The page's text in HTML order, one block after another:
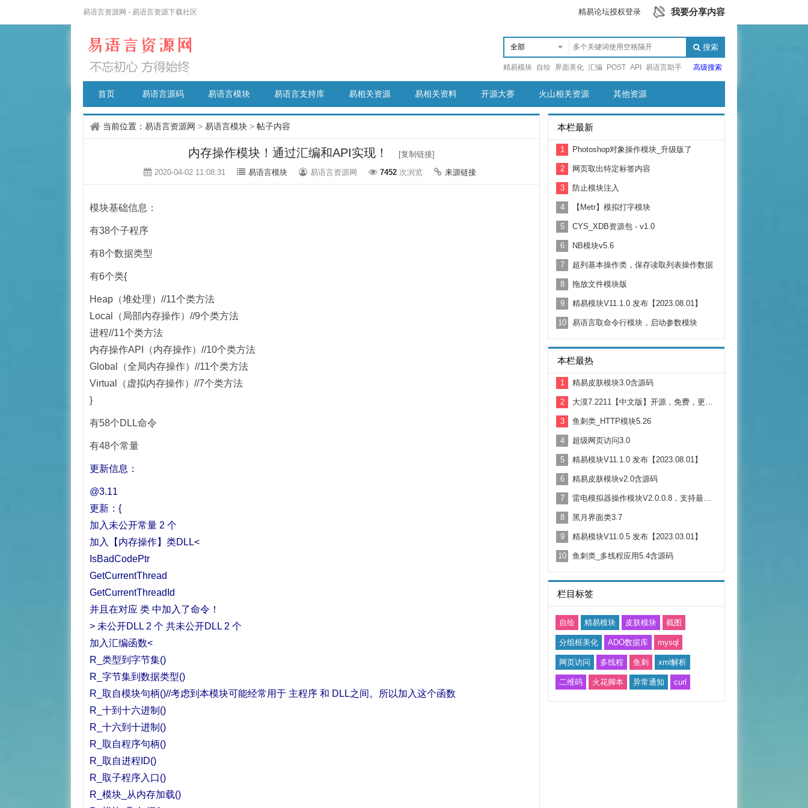
易语言资源网 - 易语言资源下载社区 精易论坛授权登录 我要分享内容
搜索
精易模块 自绘 界面美化 汇编 POST API 易语言助手 高级搜索
首页 易语言源码 易语言模块 易语言支持库 易相关资源 易相关资料 开源大赛 火山相关资源 其他资源
当前位置： 易语言资源网 > 易语言模块 > 帖子内容
内存操作模块！通过汇编和API实现！
[复制链接]
2020-04-02 11:08:31
易语言模块 易语言资源网 7452 次浏览 来源链接
模块基础信息：
有38个子程序
有8个数据类型
有6个类{
Heap（堆处理）//11个类方法
Local（局部内存操作）//9个类方法
进程//11个类方法
内存操作API（内存操作）//10个类方法
Global（全局内存操作）//11个类方法
Virtual（虚拟内存操作）//7个类方法
}
有58个DLL命令
有48个常量
更新信息：
@3.11
更新：{
加入未公开常量 2 个
加入【内存操作】类DLL<
IsBadCodePtr
GetCurrentThread
GetCurrentThreadId
并且在对应 类 中加入了命令！
> 未公开DLL 2 个 共未公开DLL 2 个
加入汇编函数<
R_类型到字节集()
R_字节集到数据类型()
R_取自模块句柄()//考虑到本模块可能经常用于 主程序 和 DLL之间。所以加入这个函数
R_十到十六进制()
R_十六到十进制()
R_取自程序句柄()
R_取自进程ID()
R_取子程序入口()
R_模块_从内存加载()
本栏最新
1 Photoshop对象操作模块_升级版了
2 网页取出特定标签内容
3 防止模块注入
4 【Metr】模拟打字模块
5 CYS_XDB资源包 - v1.0
6 NB模块v5.6
7 超列基本操作类，保存读取列表操作数据
8 拖放文件模块版
9 精易模块V11.1.0 发布【2023.08.01】
10 易语言取命令行模块，启动参数模块
本栏最热
1 精易皮肤模块3.0含源码
2 大漠7.2211【中文版】开源，免费，更新。支持Win11
3 鱼刺类_HTTP模块5.26
4 超级网页访问3.0
5 精易模块V11.1.0 发布【2023.08.01】
6 精易皮肤模块v2.0含源码
7 雷电模拟器操作模块V2.0.0.8，支持最新的雷电4.X版本
8 黑月界面类3.7
9 精易模块V11.0.5 发布【2023.03.01】
10 鱼刺类_多线程应用5.4含源码
栏目标签
自绘 精易模块 皮肤模块 截图
分组框美化 ADO数据库 mysql
网页访问 多线程 鱼刺 xml解析
二维码 火花脚本 异常通知 curl